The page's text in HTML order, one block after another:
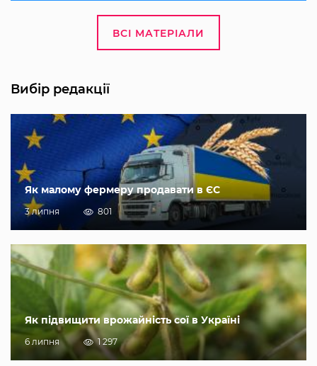
ВСІ МАТЕРІАЛИ
Вибір редакції
Як малому фермеру продавати в ЄС
3 липня 801
Як підвищити врожайність сої в Україні
6 липня 1 297